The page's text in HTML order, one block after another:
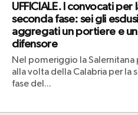
UFFICIALE. I convocati per
seconda fase: sei gli
aggregati un portiere e un
difensore
Nel pomeriggio la Salernitana
alla volta della Calabria per la
fase del...